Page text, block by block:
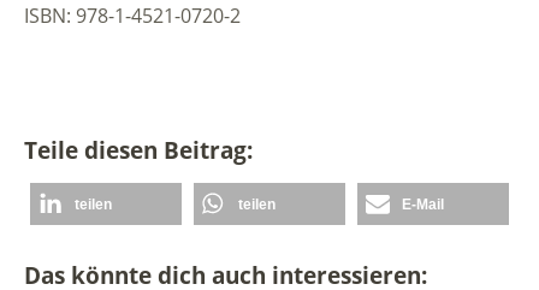
ISBN: 978-1-4521-0720-2
Teile diesen Beitrag:
teilen teilen E-Mail
Das könnte dich auch interessieren: